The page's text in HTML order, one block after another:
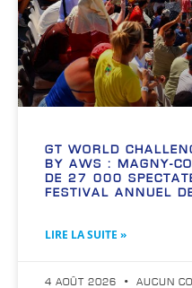
GT WORLD
BY AWS : MAGNY-
DE 27 000
FESTIVAL ANNUEL
LIRE LA SUITE »
4 AOÛT 2026 AUCUN